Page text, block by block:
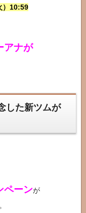
）10:59
アナが
した新ツムが
ペーンが